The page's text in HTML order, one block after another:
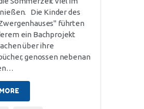
Die Kinder des
führten
ein Bachprojekt
über ihre
genossen nebenan